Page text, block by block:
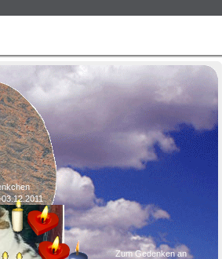
Zum Gedenken an